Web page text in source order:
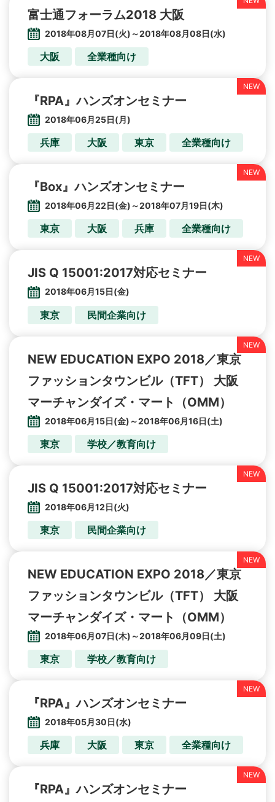
富士通フォーラム2018 大阪
2018年08月07日(火)～2018年08月08日(水)
大阪 全業種向け
『RPA』ハンズオンセミナー
2018年06月25日(月)
兵庫 大阪 東京 全業種向け
『Box』ハンズオンセミナー
2018年06月22日(金)～2018年07月19日(木)
東京 大阪 兵庫 全業種向け
JIS Q 15001:2017対応セミナー
2018年06月15日(金)
東京 民間企業向け
NEW EDUCATION EXPO 2018／東京
ファッションタウンビル（TFT） 大阪
マーチャンダイズ・マート（OMM）
2018年06月15日(金)～2018年06月16日(土)
東京 学校／教育向け
JIS Q 15001:2017対応セミナー
2018年06月12日(火)
東京 民間企業向け
NEW EDUCATION EXPO 2018／東京
ファッションタウンビル（TFT） 大阪
マーチャンダイズ・マート（OMM）
2018年06月07日(木)～2018年06月09日(土)
東京 学校／教育向け
『RPA』ハンズオンセミナー
2018年05月30日(水)
兵庫 大阪 東京 全業種向け
『RPA』ハンズオンセミナー